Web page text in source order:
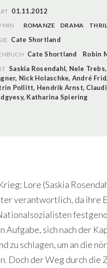
01.11.2012
MIN ROMANZE DRAMA
Cate Shortland
Cate Shortland Robin
Saskia Rosendahl, Nele Trebs,
, Nick Holaschke, André Frid,
Pollitt, Hendrik Arnst,
, Katharina Spiering
Lore (Saskia
verantwortlich, da ihre
Aufgabe, sich nach der
zu schlagen, um an die
Doch der Weg durch die